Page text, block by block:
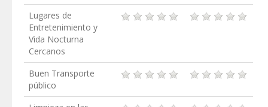
Lugares de
Entretenimiento y
Vida Nocturna
Cercanos
Buen Transporte
público